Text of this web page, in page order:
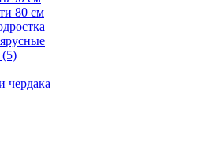
80 см
(5)
чердака